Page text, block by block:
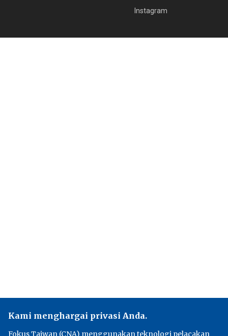
Instagram
Kami menghargai privasi Anda.
Fokus Taiwan (CNA) menggunakan teknologi pelacakan